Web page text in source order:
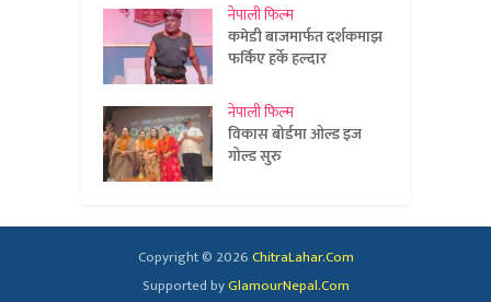
नेपाली फिल्म
कमेडी बाजमार्फत दर्शकमाझ
फर्किए हर्के हल्दार
नेपाली फिल्म
विकास बोर्डमा ओल्ड इज
गोल्ड सुरु
Copyright © 2026ChitraLahar.Com
Supported byGlamourNepal.Com